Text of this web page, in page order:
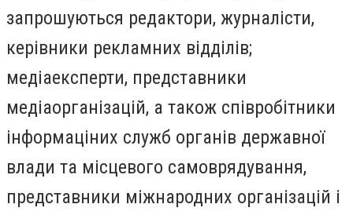
запрошуються редактори, журналісти,
керівники рекламних відділів;
медіаексперти, представники
медіаорганізацій, а також співробітники
інформаціних служб органів державної
влади та місцевого самоврядування,
представники міжнародних організацій і